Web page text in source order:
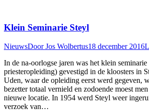
Klein Seminarie Steyl
NieuwsDoorJos Wolbertus18 december 2016
In de na-oorlogse jaren was het klein
priesteropleiding) gevestigd in de kloosters in
Uden, waar de opleiding eerst werd gegeven,
bezetter totaal vernield en zodoende moest
nieuwe locatie. In 1954 werd Steyl weer
verzoek van…